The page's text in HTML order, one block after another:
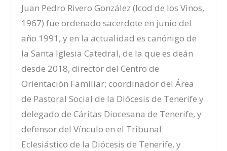
Juan Pedro Rivero González (Icod de los Vinos,
1967) fue ordenado sacerdote en junio del
año 1991, y en la actualidad es canónigo de
la Santa Iglesia Catedral, de la que es deán
desde 2018, director del Centro de
Orientación Familiar; coordinador del Área
de Pastoral Social de la Diócesis de Tenerife y
delegado de Cáritas Diocesana de Tenerife, y
defensor del Vínculo en el Tribunal
Eclesiástico de la Diócesis de Tenerife, y